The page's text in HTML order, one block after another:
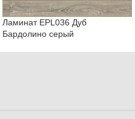
Ламинат EPL036 Дуб
Бардолино серый